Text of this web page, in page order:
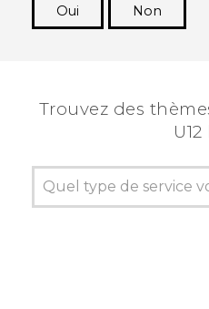
Oui
Non
Trouvez des